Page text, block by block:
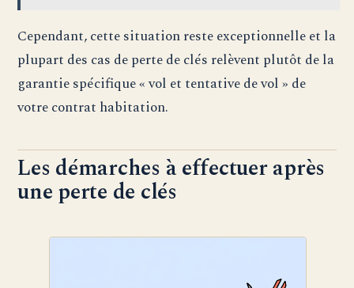
Cependant, cette situation reste exceptionnelle et la
plupart des cas de perte de clés relèvent plutôt de la
garantie spécifique « vol et tentative de vol » de
votre contrat habitation.
Les démarches à effectuer après
une perte de clés